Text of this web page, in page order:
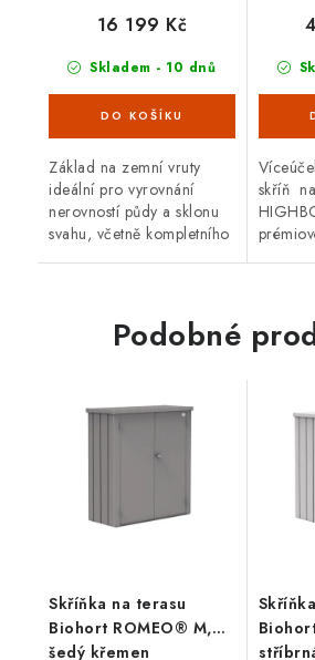
Skladem - 10 dnů
16 199 Kč
Základ na zemní vruty
ideální pro vyrovnání
nerovností půdy a sklonu
svahu, včetně kompletního
vrutů (dále...
skříň
cm....
Podobné
Skříňka na terasu
Biohort ROMEO® M,
šedý křemen